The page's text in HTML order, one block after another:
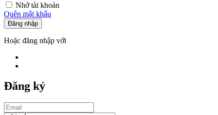
Nhớ tài khoản
Quên mật khẩu
Đăng nhập
Hoặc đăng nhập với
Đăng ký